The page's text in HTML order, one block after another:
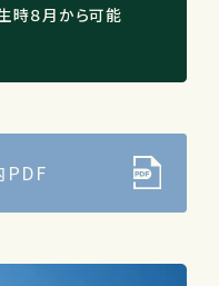
時８月から可能
PDF